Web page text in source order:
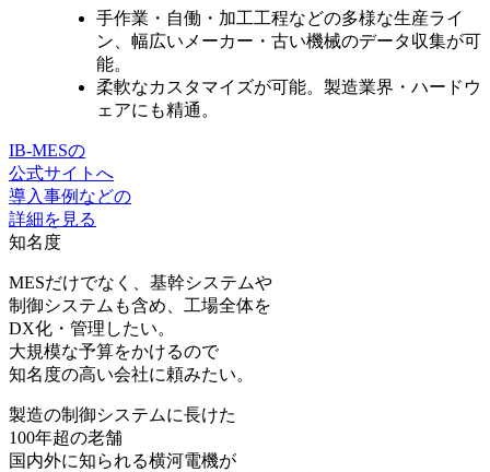
手作業・自働・加工工程などの多様な生産ライ
ン、 幅広いメーカー・古い機械のデータ収集が可
能。
柔軟なカスタマイズが可能。製造業界・ハードウ
ェアにも精通。
IB-MESの
公式サイトへ
導入事例などの
詳細を見る
知名度
MESだけでなく、基幹システムや
制御システムも含め、工場全体を
DX化・管理したい。
大規模な予算をかけるので
知名度の高い会社に頼みたい。
製造の制御システムに長けた
100年超の老舗
国内外に知られる横河電機が